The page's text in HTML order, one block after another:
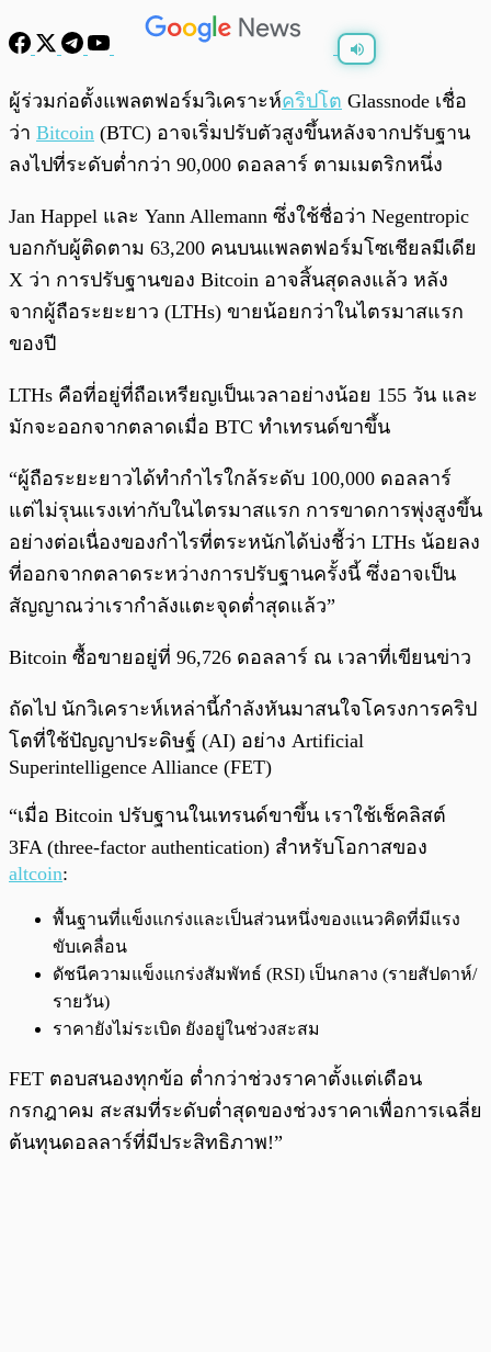
พร้อมเล่น
ผู้ร่วมก่อตั้งแพลตฟอร์มวิเคราะห์คริปโต Glassnode เชื่อ
ว่า Bitcoin (BTC) อาจเริ่มปรับตัวสูงขึ้นหลังจากปรับฐาน
ลงไปที่ระดับต่ำกว่า 90,000 ดอลลาร์ ตามเมตริกหนึ่ง
Jan Happel และ Yann Allemann ซึ่งใช้ชื่อว่า Negentropic
บอกกับผู้ติดตาม 63,200 คนบนแพลตฟอร์มโซเชียลมีเดีย
X ว่า การปรับฐานของ Bitcoin อาจสิ้นสุดลงแล้ว หลัง
จากผู้ถือระยะยาว (LTHs) ขายน้อยกว่าในไตรมาสแรก
ของปี
LTHs คือที่อยู่ที่ถือเหรียญเป็นเวลาอย่างน้อย 155 วัน และ
มักจะออกจากตลาดเมื่อ BTC ทำเทรนด์ขาขึ้น
“ผู้ถือระยะยาวได้ทำกำไรใกล้ระดับ 100,000 ดอลลาร์
แต่ไม่รุนแรงเท่ากับในไตรมาสแรก การขาดการพุ่งสูงขึ้น
อย่างต่อเนื่องของกำไรที่ตระหนักได้บ่งชี้ว่า LTHs น้อยลง
ที่ออกจากตลาดระหว่างการปรับฐานครั้งนี้ ซึ่งอาจเป็น
สัญญาณว่าเรากำลังแตะจุดต่ำสุดแล้ว”
Bitcoin ซื้อขายอยู่ที่ 96,726 ดอลลาร์ ณ เวลาที่เขียนข่าว
ถัดไป นักวิเคราะห์เหล่านี้กำลังหันมาสนใจโครงการคริป
โตที่ใช้ปัญญาประดิษฐ์ (AI) อย่าง Artificial
Superintelligence Alliance (FET)
“เมื่อ Bitcoin ปรับฐานในเทรนด์ขาขึ้น เราใช้เช็คลิสต์
3FA (three-factor authentication) สำหรับโอกาสของ
altcoin:
พื้นฐานที่แข็งแกร่งและเป็นส่วนหนึ่งของแนวคิดที่มีแรง
ขับเคลื่อน
ดัชนีความแข็งแกร่งสัมพัทธ์ (RSI) เป็นกลาง (รายสัปดาห์/
รายวัน)
ราคายังไม่ระเบิด ยังอยู่ในช่วงสะสม
FET ตอบสนองทุกข้อ ต่ำกว่าช่วงราคาตั้งแต่เดือน
กรกฎาคม สะสมที่ระดับต่ำสุดของช่วงราคาเพื่อการเฉลี่ย
ต้นทุนดอลลาร์ที่มีประสิทธิภาพ!”